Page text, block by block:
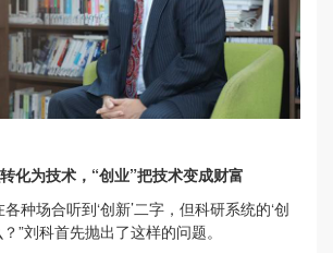
化为技术，“创业”把技术变成财富
种场合听到‘创新’二字，但科研系统的‘创
”刘科首先抛出了这样的问题。